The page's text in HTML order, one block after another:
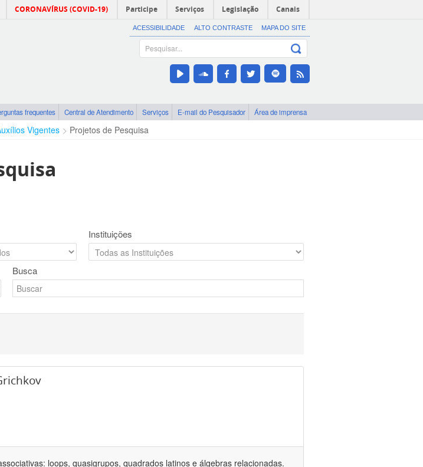
CORONAVÍRUS (COVID-19) Participe Serviços Legislação Canais
ACESSIBILIDADE ALTO CONTRASTE MAPA DO SITE
frequentes Central de Atendimento Serviços E-mail do Pesquisador Área de imprensa
Vigentes Projetos de Pesquisa
Instituições
Busca
loops, quasigrupos, quadrados latinos e álgebras relacionadas.